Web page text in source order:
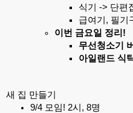
식기 -> 단편
급여기, 필기
이번 금요일 정리!
무선청소기
아일랜드 식
새 집 만들기
9/4 모임! 2시, 8명